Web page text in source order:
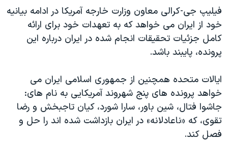
سفر پرزیدنت ترامپ به چین
فیلیپ جی-کرالی معاون وزارت خارجه آمریکا در ادامه بیانیه
خود از ایران می خواهد که به تعهدات خود برای ارائه
کامل جزئیات تحقیقات انجام شده در ایران درباره این
پرونده، پایبند باشد.
ایالات متحده همچنین از جمهوری اسلامی ایران می
خواهد پرونده های پنج شهروند آمریکایی به نام های:
جاشوا فتال، شین باور، سارا شورد، کیان تاجبخش و رضا
تقوی، که «ناعادلانه» در ایران بازداشت شده اند را حل و
فصل کند.